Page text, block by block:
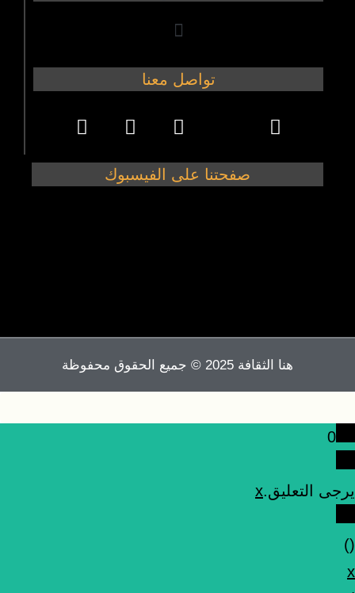
تواصل معنا
صفحتنا على الفيسبوك
هنا الثقافة 2025 © جميع الحقوق محفوظة
0
يرجى التعليق.x
(
)
x